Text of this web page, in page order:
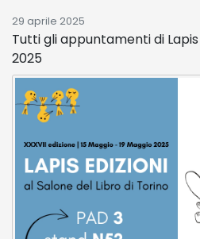
29 aprile 2025
Tutti gli appuntamenti di
2025